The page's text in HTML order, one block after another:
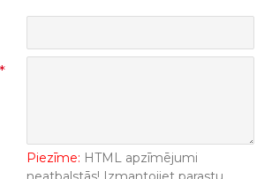
Piezīme: HTML apzīmējumi